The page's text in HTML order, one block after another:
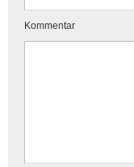
Kommentar